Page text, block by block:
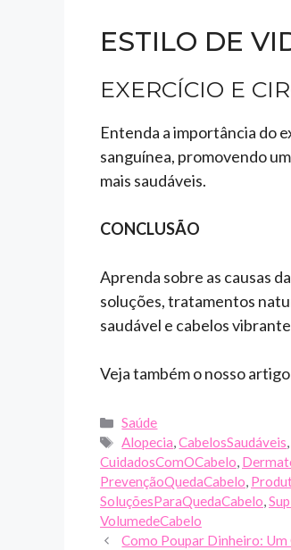
ESTILO DE
EXERCÍCIO E
Entenda a importância do
sanguínea, promovendo
mais saudáveis.
CONCLUSÃO
Aprenda sobre as causas
soluções, tratamentos
saudável e cabelos
Veja também o nosso
Categories
Saúde
Tags
Alopecia,CabelosSaudáveis
CuidadosComOCabelo,
PrevençãoQuedaCabelo,
SoluçõesParaQuedaCabelo,
VolumedeCabelo
Como Poupar Dinheiro: Um